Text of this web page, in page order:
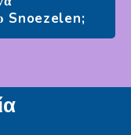
Snoezelen;